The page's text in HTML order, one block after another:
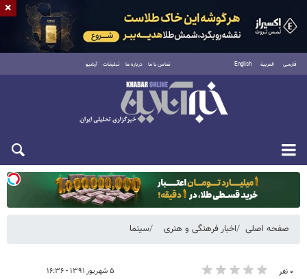
فارسی العربية English تماس با ما درباره ما تبلیغات آرشیو
یکشنبه ۱۸ مرداد ۱۴۰۵
صفحه اصلی اخبار فرهنگی و هنری سینما
۰ نفر ۵ شهریور ۱۳۹۱ - ۱۶:۳۶
×